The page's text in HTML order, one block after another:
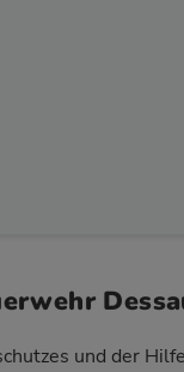
und der